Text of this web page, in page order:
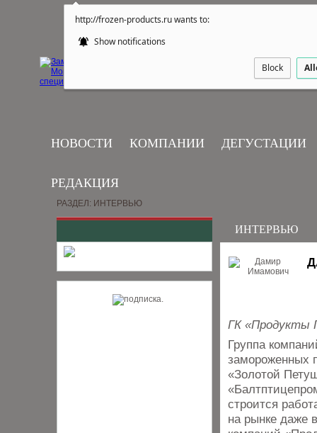
http://frozen-products.ru wants to:
Show notifications
Block
НОВОСТИ КОМПАНИИ ДЕГУСТАЦИИ
РЕДАКЦИЯ
РАЗДЕЛ: ИНТЕРВЬЮ
ИНТЕРВЬЮ
ГК «Продукты
Группа
замороженных
«Золотой
строится
на рынке даже